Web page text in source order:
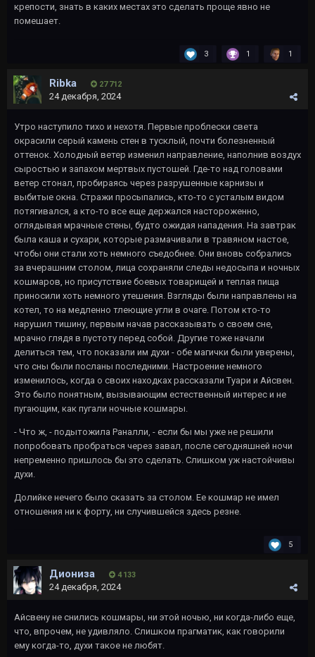
крепости, знать в каких местах это сделать проще явно не
помешает.
3 1 1
Ribka 27 712
24 декабря, 2024
Утро наступило тихо и нехотя. Первые проблески света
окрасили серый камень стен в тусклый, почти болезненный
оттенок. Холодный ветер изменил направление, наполнив воздух
сыростью и запахом мертвых пустошей. Где-то над головами
ветер стонал, пробираясь через разрушенные карнизы и
выбитые окна. Стражи просыпались, кто-то с усталым видом
потягивался, а кто-то все еще держался настороженно,
оглядывая мрачные стены, будто ожидая нападения. На завтрак
была каша и сухари, которые размачивали в травяном настое,
чтобы они стали хоть немного съедобнее. Они вновь собрались
за вчерашним столом, лица сохраняли следы недосыпа и ночных
кошмаров, но присутствие боевых товарищей и теплая пища
приносили хоть немного утешения. Взгляды были направлены на
котел, то на медленно тлеющие угли в очаге. Потом кто-то
нарушил тишину, первым начав рассказывать о своем сне,
мрачно глядя в пустоту перед собой. Другие тоже начали
делиться тем, что показали им духи - обе магички были уверены,
что сны были посланы последними. Настроение немного
изменилось, когда о своих находках рассказали Туари и Айсвен.
Это было понятным, вызывающим естественный интерес и не
пугающим, как пугали ночные кошмары.
- Что ж, - подытожила Раналли, - если бы мы уже не решили
попробовать пробраться через завал, после сегодняшней ночи
непременно пришлось бы это сделать. Слишком уж настойчивы
духи.
Долийке нечего было сказать за столом. Ее кошмар не имел
отношения ни к форту, ни случившейся здесь резне.
5
Диониза 4 133
24 декабря, 2024
Айсвену не снились кошмары, ни этой ночью, ни когда-либо еще,
что, впрочем, не удивляло. Слишком прагматик, как говорили
ему когда-то, духи такое не любят.